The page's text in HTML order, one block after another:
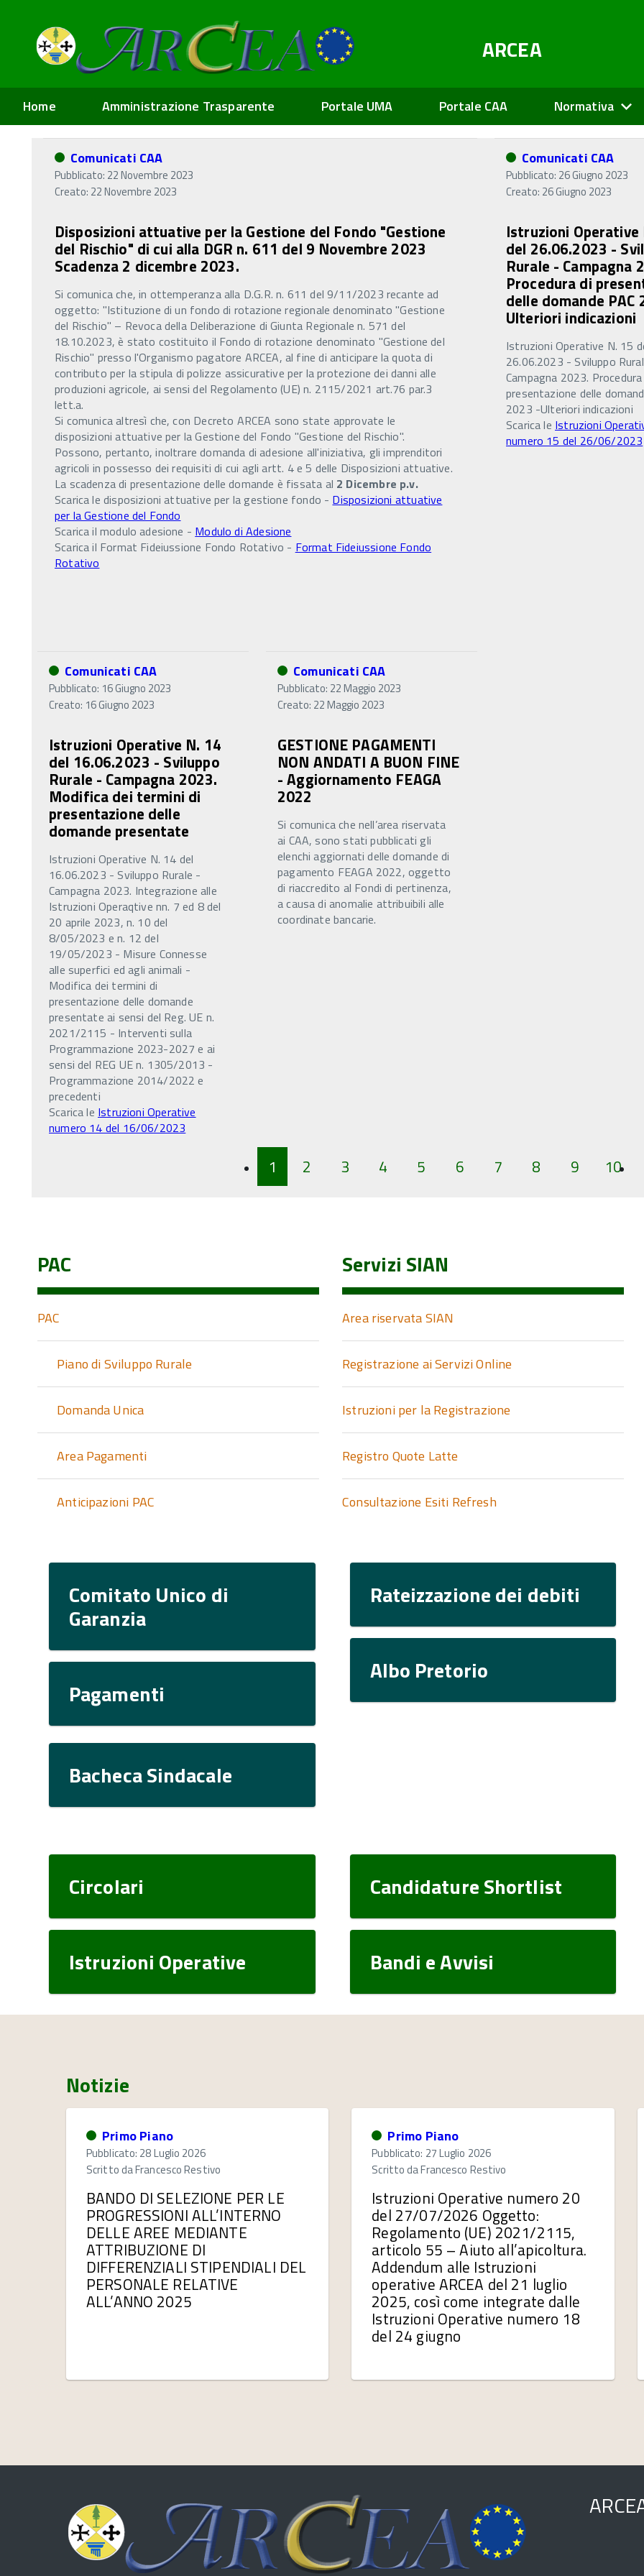
ARCEA
Home Amministrazione Trasparente Portale UMA Portale CAA Normativa
Comunicati CAA
Pubblicato: 22 Novembre 2023
Creato: 22 Novembre 2023
Disposizioni attuative per la Gestione del Fondo "Gestione
del Rischio" di cui alla DGR n. 611 del 9 Novembre 2023
Scadenza 2 dicembre 2023.
Si comunica che, in ottemperanza alla D.G.R. n. 611 del 9/11/2023 recante ad
oggetto: "Istituzione di un fondo di rotazione regionale denominato "Gestione
del Rischio" – Revoca della Deliberazione di Giunta Regionale n. 571 del
18.10.2023, è stato costituito il Fondo di rotazione denominato "Gestione del
Rischio" presso l'Organismo pagatore ARCEA, al fine di anticipare la quota di
contributo per la stipula di polizze assicurative per la protezione dei danni alle
produzioni agricole, ai sensi del Regolamento (UE) n. 2115/2021 art.76 par.3
lett.a.
Si comunica altresì che, con Decreto ARCEA sono state approvate le
disposizioni attuative per la Gestione del Fondo "Gestione del Rischio".
Possono, pertanto, inoltrare domanda di adesione all'iniziativa, gli imprenditori
agricoli in possesso dei requisiti di cui agli artt. 4 e 5 delle Disposizioni attuative.
La scadenza di presentazione delle domande è fissata al 2 Dicembre p.v.
Scarica le disposizioni attuative per la gestione fondo - Disposizioni attuative
per la Gestione del Fondo
Scarica il modulo adesione - Modulo di Adesione
Scarica il Format Fideiussione Fondo Rotativo - Format Fideiussione Fondo
Rotativo
Comunicati CAA
Pubblicato: 26 Giugno 2023
Creato: 26 Giugno 2023
Istruzioni Operative
del 26.06.2023 -
Rurale - Campagna
Procedura di
delle domande PAC
Ulteriori indicazioni
Istruzioni Operative N. 15
26.06.2023 - Sviluppo
Campagna 2023.
presentazione delle
2023 -Ulteriori indicazioni
Scarica le Istruzioni
numero 15 del 26/06/2023
Comunicati CAA
Pubblicato: 16 Giugno 2023
Creato: 16 Giugno 2023
Istruzioni Operative N. 14
del 16.06.2023 - Sviluppo
Rurale - Campagna 2023.
Modifica dei termini di
presentazione delle
domande presentate
Istruzioni Operative N. 14 del
16.06.2023 - Sviluppo Rurale -
Campagna 2023. Integrazione alle
Istruzioni Operaqtive nn. 7 ed 8 del
20 aprile 2023, n. 10 del
8/05/2023 e n. 12 del
19/05/2023 - Misure Connesse
alle superfici ed agli animali -
Modifica dei termini di
presentazione delle domande
presentate ai sensi del Reg. UE n.
2021/2115 - Interventi sulla
Programmazione 2023-2027 e ai
sensi del REG UE n. 1305/2013 -
Programmazione 2014/2022 e
precedenti
Scarica le Istruzioni Operative
numero 14 del 16/06/2023
Comunicati CAA
Pubblicato: 22 Maggio 2023
Creato: 22 Maggio 2023
GESTIONE PAGAMENTI
NON ANDATI A BUON FINE
- Aggiornamento FEAGA
2022
Si comunica che nell’area riservata
ai CAA, sono stati pubblicati gli
elenchi aggiornati delle domande di
pagamento FEAGA 2022, oggetto
di riaccredito al Fondi di pertinenza,
a causa di anomalie attribuibili alle
coordinate bancarie.
1 2 3 4 5 6 7 8 9 10
PAC
PAC
Piano di Sviluppo Rurale
Domanda Unica
Area Pagamenti
Anticipazioni PAC
Servizi SIAN
Area riservata SIAN
Registrazione ai Servizi Online
Istruzioni per la Registrazione
Registro Quote Latte
Consultazione Esiti Refresh
Comitato Unico di
Garanzia
Pagamenti
Rateizzazione dei debiti
Albo Pretorio
Bacheca Sindacale
Circolari
Istruzioni Operative
Candidature Shortlist
Bandi e Avvisi
Notizie
Primo Piano
Pubblicato: 28 Luglio 2026
Scritto daFrancesco Restivo
BANDO DI SELEZIONE PER LE
PROGRESSIONI ALL’INTERNO
DELLE AREE MEDIANTE
ATTRIBUZIONE DI
DIFFERENZIALI STIPENDIALI DEL
PERSONALE RELATIVE
ALL’ANNO 2025
Primo Piano
Pubblicato: 27 Luglio 2026
Scritto daFrancesco Restivo
Istruzioni Operative numero 20
del 27/07/2026 Oggetto:
Regolamento (UE) 2021/2115,
articolo 55 – Aiuto all’apicoltura.
Addendum alle Istruzioni
operative ARCEA del 21 luglio
2025, così come integrate dalle
Istruzioni Operative numero 18
del 24 giugno